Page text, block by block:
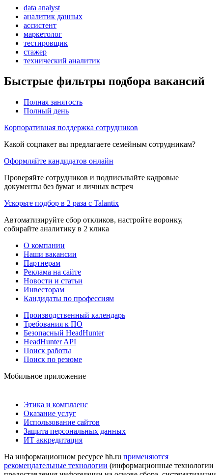
data analyst
аналитик данных
ассистент
маркетолог
тестировщик
стажер
технический аналитик
Быстрые фильтры подбора вакансий
Полная занятость
Полный день
Корпоративная поддержка сотрудников
Какой соцпакет вы предлагаете семейным сотрудникам?
Оформляйте кандидатов онлайн
Проверяйте сотрудников и подписывайте кадровые
документы без бумаг и личных встреч
Ускорьте подбор в 2 раза с Talantix
Автоматизируйте сбор откликов, настройте воронку,
собирайте аналитику в 2 клика
О компании
Наши вакансии
Партнерам
Реклама на сайте
Новости и статьи
Инвесторам
Кандидаты по профессиям
Производственный календарь
Требования к ПО
Безопасный HeadHunter
HeadHunter API
Поиск работы
Поиск по резюме
Мобильное приложение
Этика и комплаенс
Оказание услуг
Использование сайтов
Защита персональных данных
ИТ аккредитация
На информационном ресурсе hh.ru применяются
рекомендательные технологии (информационные технологии